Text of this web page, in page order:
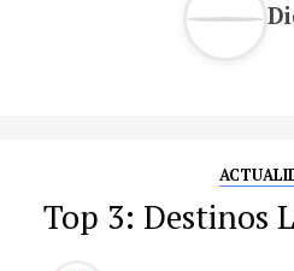
Top 3: Destinos